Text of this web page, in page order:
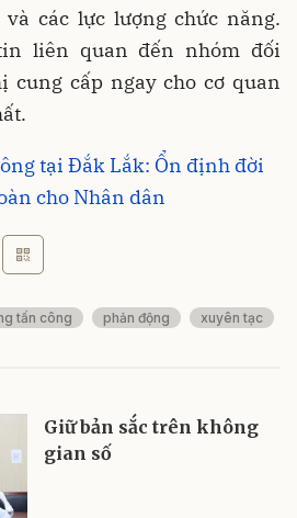
các lực lượng chức năng.
liên quan đến nhóm đối
cung cấp ngay cho cơ quan
tại Đắk Lắk: Ổn định đời
cho Nhân dân
tấn công phản động xuyên tạc
Giữ bản sắc trên không
gian số